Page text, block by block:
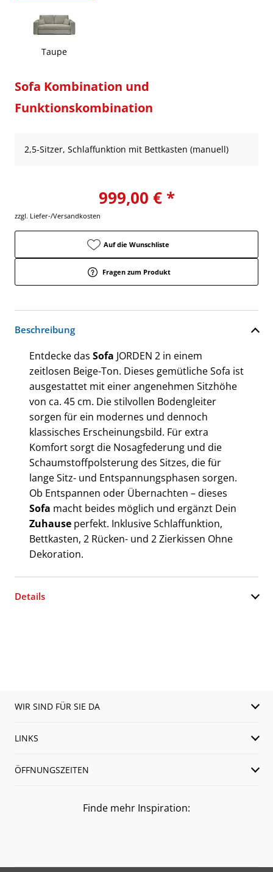
Taupe
Sofa Kombination und
Funktionskombination
2,5-Sitzer, Schlaffunktion mit Bettkasten (manuell)
999,00 € *
zzgl. Liefer-/Versandkosten
Auf die Wunschliste
Fragen zum Produkt
Beschreibung
Entdecke das Sofa JORDEN 2 in einem
zeitlosen Beige-Ton. Dieses gemütliche Sofa ist
ausgestattet mit einer angenehmen Sitzhöhe
von ca. 45 cm. Die stilvollen Bodengleiter
sorgen für ein modernes und dennoch
klassisches Erscheinungsbild. Für extra
Komfort sorgt die Nosagfederung und die
Schaumstoffpolsterung des Sitzes, die für
lange Sitz- und Entspannungsphasen sorgen.
Ob Entspannen oder Übernachten – dieses
Sofa macht beides möglich und ergänzt Dein
Zuhause perfekt. Inklusive Schlaffunktion,
Bettkasten, 2 Rücken- und 2 Zierkissen Ohne
Dekoration.
Details
WIR SIND FÜR SIE DA
LINKS
ÖFFNUNGSZEITEN
Finde mehr Inspiration: